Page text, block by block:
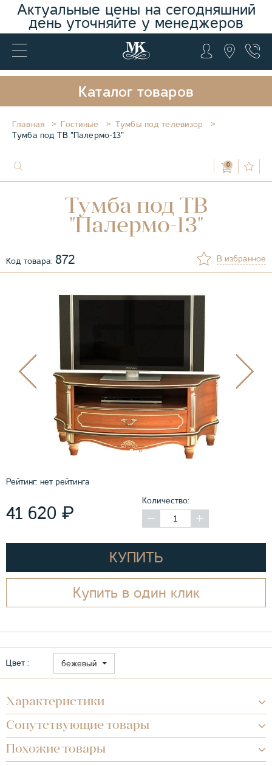
Актуальные цены на сегодняшний
день уточняйте у менеджеров
Каталог товаров
Главная Гостиные
Тумбы под телевизор
Тумба под ТВ "Палермо-13"
0
Тумба под ТВ
"Палермо-13"
Код товара: 872 В избранное
Рейтинг: нет рейтинга
41 620 ₽
Количество:
КУПИТЬ
Купить в один клик
Цвет : бежевый
Характеристики
Сопутствующие товары
Похожие товары